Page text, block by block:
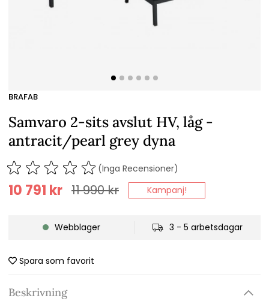
BRAFAB
Samvaro 2-sits avslut HV, låg -
antracit/pearl grey dyna
(Inga Recensioner)
11 990kr
10 791 kr Kampanj!
Webblager 3 - 5 arbetsdagar
Spara som favorit
Beskrivning